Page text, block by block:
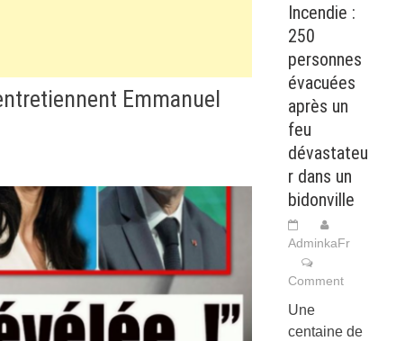
Emmanuel
Incendie :
250
personnes
évacuées
après un
feu
dévastateu
r dans un
bidonville
AdminkaFr
Comment
Une
centaine de